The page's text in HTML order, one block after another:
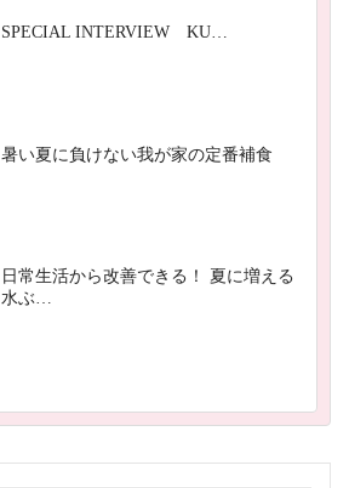
SPECIAL INTERVIEW KU…
暑い夏に負けない我が家の定番補食
日常生活から改善できる！ 夏に増える
水ぶ…